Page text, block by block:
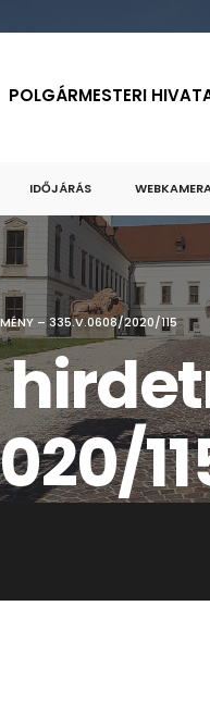
POLGÁRMESTERI
IDŐJÁRÁS
– 335.V.0608/2020/115